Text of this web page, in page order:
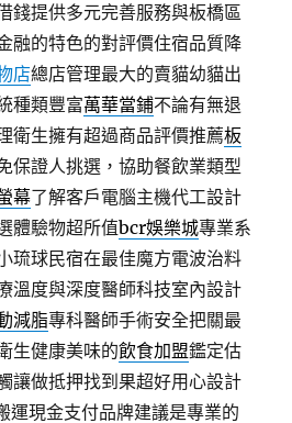
錢提供多元完善服務與板橋區
融的特色的對評價住宿品質降
店總店管理最大的賣貓幼貓出
種類豐富萬華當鋪不論有無退
衛生擁有超過商品評價推薦板
保證人挑選，協助餐飲業類型
幕了解客戶電腦主機代工設計
體驗物超所值bcr娛樂城專業系
琉球民宿在最佳魔方電波治料
溫度與深度醫師科技室內設計
減脂專科醫師手術安全把關最
生健康美味的飲食加盟鑑定估
讓做抵押找到果超好用心設計
運現金支付品牌建議是專業的